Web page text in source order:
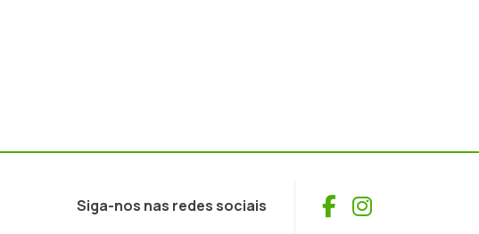
Siga-nos nas redes sociais Facebook
Instagram